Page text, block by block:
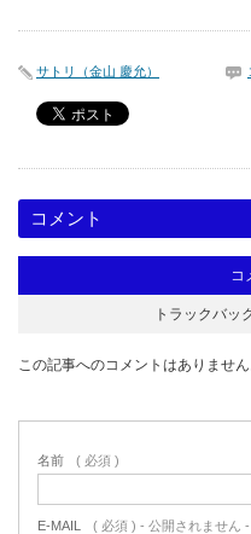
サトリ（金山 慶允）
コメント
コ
トラックバッ
この記事へのコメントはありません
名前 ( 必須 )
E-MAIL ( 必須 ) - 公開されません -